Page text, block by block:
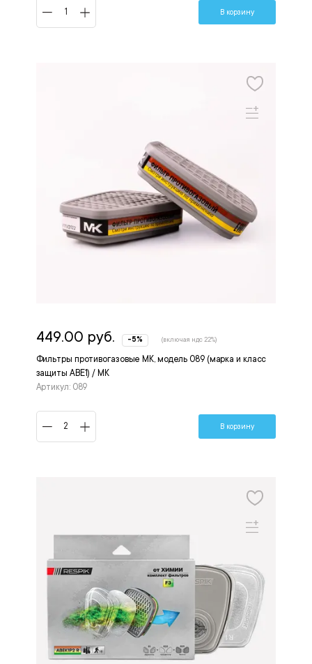
В корзину
Фильтры противогазовые МК, модель 089 (марка и класс
защиты АВЕ1) / МК
Артикул: 089
449.00 руб. -5% (включая ндс 22%)
В корзину